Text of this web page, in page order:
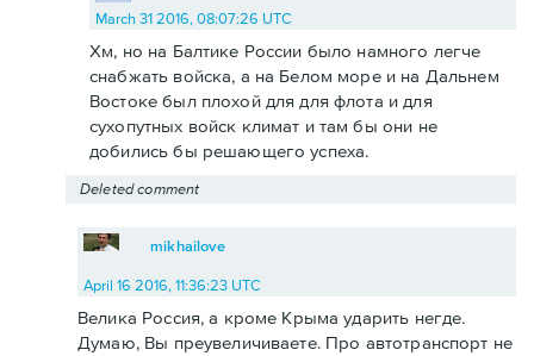
March 31 2016, 08:07:26 UTC
Хм, но на Балтике России было намного легче
снабжать войска, а на Белом море и на Дальнем
Востоке был плохой для для флота и для
сухопутных войск климат и там бы они не
добились бы решающего успеха.
Deleted comment
mikhailove
April 16 2016, 11:36:23 UTC
Велика Россия, а кроме Крыма ударить негде.
Думаю, Вы преувеличиваете. Про автотранспорт не